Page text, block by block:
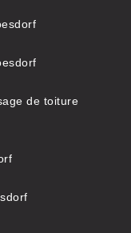
de toiture